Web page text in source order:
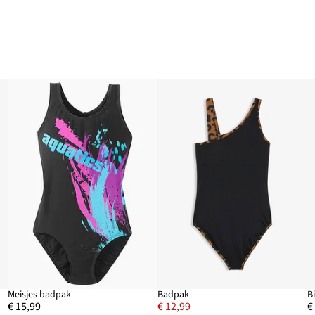
Meisjes badpak
€ 15,99
Badpak
€ 12,99